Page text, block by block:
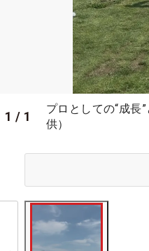
1 / 1
プロとしての“成長
供）